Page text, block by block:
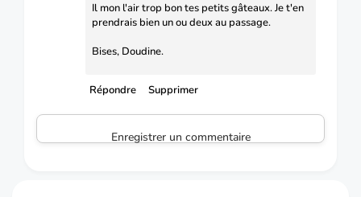
Il mon l'air trop bon tes petits gâteaux. Je t'en
prendrais bien un ou deux au passage.
Bises, Doudine.
Répondre Supprimer
Enregistrer un commentaire